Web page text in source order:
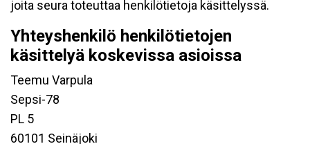
joita seura toteuttaa henkilötietoja käsittelyssä.
Yhteyshenkilö henkilötietojen
käsittelyä koskevissa asioissa
Teemu Varpula
Sepsi-78
PL 5
60101 Seinäjoki